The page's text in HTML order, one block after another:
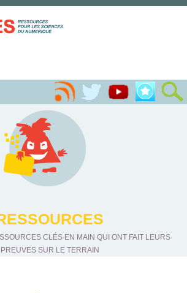
CLÉS EN MAIN QUI ONT FAIT LEURS
PREUVES SUR LE TERRAIN